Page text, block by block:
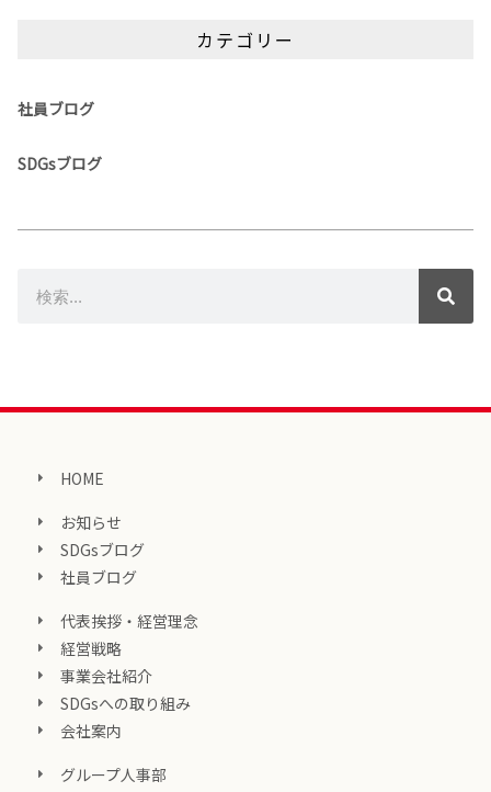
カテゴリー
社員ブログ
SDGsブログ
HOME
お知らせ
SDGsブログ
社員ブログ
代表挨拶・経営理念
経営戦略
事業会社紹介
SDGsへの取り組み
会社案内
グループ人事部